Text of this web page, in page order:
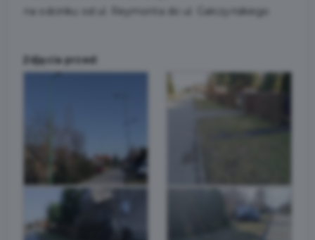
na odcinku od ul. Reymonta do ul. Gałczyńskiego
Zdjęcia przed: